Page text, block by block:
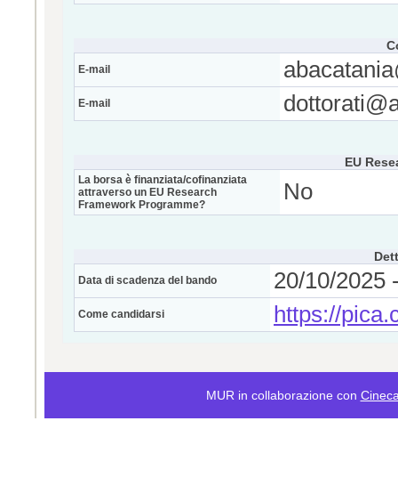
E-mail
E-mail
EU
La borsa è finanziata/cofinanziata
attraverso un EU Research
Framework Programme?
No
Data di scadenza del bando 20/10/2025
Come candidarsi https://
MUR in collaborazione con